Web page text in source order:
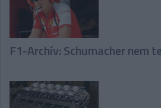
F1-Archív: Schumacher nem